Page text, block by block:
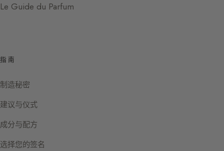
Le Guide du Parfum
指南
制造秘密
建议与仪式
成分与配方
选择您的签名